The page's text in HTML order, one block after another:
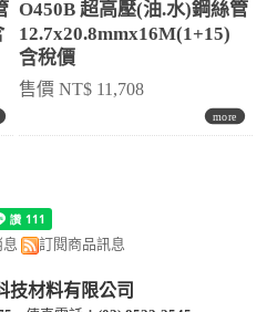
F330C 橡膠(泡沫)水管(4分